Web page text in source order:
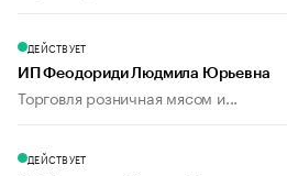
ДЕЙСТВУЕТ
ИП Феодориди Людмила Юрьевна
Торговля розничная мясом и...
ДЕЙСТВУЕТ